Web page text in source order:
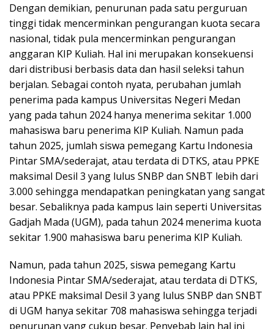
Dengan demikian, penurunan pada satu perguruan
tinggi tidak mencerminkan pengurangan kuota secara
nasional, tidak pula mencerminkan pengurangan
anggaran KIP Kuliah. Hal ini merupakan konsekuensi
dari distribusi berbasis data dan hasil seleksi tahun
berjalan. Sebagai contoh nyata, perubahan jumlah
penerima pada kampus Universitas Negeri Medan
yang pada tahun 2024 hanya menerima sekitar 1.000
mahasiswa baru penerima KIP Kuliah. Namun pada
tahun 2025, jumlah siswa pemegang Kartu Indonesia
Pintar SMA/sederajat, atau terdata di DTKS, atau PPKE
maksimal Desil 3 yang lulus SNBP dan SNBT lebih dari
3.000 sehingga mendapatkan peningkatan yang sangat
besar. Sebaliknya pada kampus lain seperti Universitas
Gadjah Mada (UGM), pada tahun 2024 menerima kuota
sekitar 1.900 mahasiswa baru penerima KIP Kuliah.
Namun, pada tahun 2025, siswa pemegang Kartu
Indonesia Pintar SMA/sederajat, atau terdata di DTKS,
atau PPKE maksimal Desil 3 yang lulus SNBP dan SNBT
di UGM hanya sekitar 708 mahasiswa sehingga terjadi
penurunan yang cukup besar. Penyebab lain hal ini